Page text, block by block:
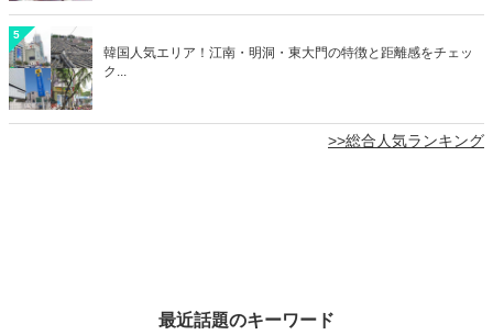
5
韓国人気エリア！江南・明洞・東大門の特徴と距離感をチェッ
ク...
>>総合人気ランキング
最近話題のキーワード